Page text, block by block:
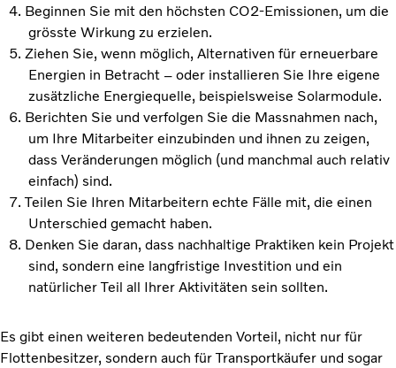
Beginnen Sie mit den höchsten CO2-Emissionen, um die
grösste Wirkung zu erzielen.
Ziehen Sie, wenn möglich, Alternativen für erneuerbare
Energien in Betracht – oder installieren Sie Ihre eigene
zusätzliche Energiequelle, beispielsweise Solarmodule.
Berichten Sie und verfolgen Sie die Massnahmen nach,
um Ihre Mitarbeiter einzubinden und ihnen zu zeigen,
dass Veränderungen möglich (und manchmal auch relativ
einfach) sind.
Teilen Sie Ihren Mitarbeitern echte Fälle mit, die einen
Unterschied gemacht haben.
Denken Sie daran, dass nachhaltige Praktiken kein Projekt
sind, sondern eine langfristige Investition und ein
natürlicher Teil all Ihrer Aktivitäten sein sollten.
Es gibt einen weiteren bedeutenden Vorteil, nicht nur für
Flottenbesitzer, sondern auch für Transportkäufer und sogar